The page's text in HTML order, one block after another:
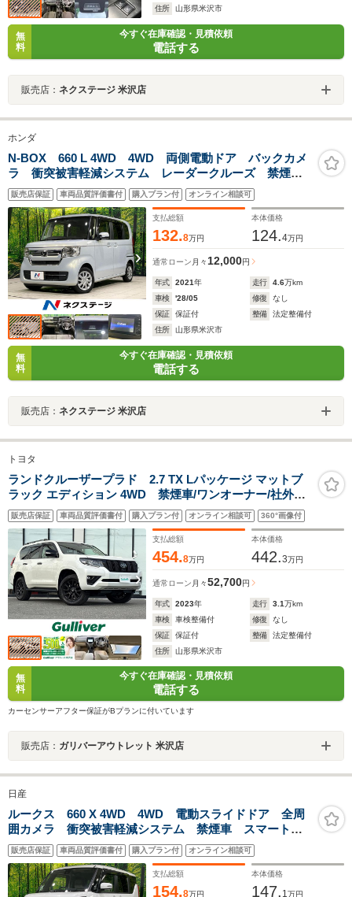
住所
山形県米沢市
無
料
今すぐ在庫確認・見積依頼
電話する
販売店： ネクステージ 米沢店
ホンダ
N-BOX 660 L 4WD 4WD 両側電動ドア バックカメ
ラ 衝突被害軽減システム レーダークルーズ 禁煙
車 スマートキー LEDヘッド オートハイビーム オ
ートライト オートエアコン Bluetooth CD 地デジ
販売店保証 車両品質評価書付 購入プラン付 オンライン相談可
支払総額
132.8万円
本体価格
124.4万円
通常ローン 月々 12,000円
年式 2021年 走行 4.6万km
車検
'28/05 修復
なし
保証
保証付 整備
法定整備付
住所
山形県米沢市
無
料
今すぐ在庫確認・見積依頼
電話する
販売店： ネクステージ 米沢店
トヨタ
ランドクルーザープラド 2.7 TX Lパッケージ マットブ
ラック エディション 4WD 禁煙車/ワンオーナー/社外SD
ナビ/Bカメ/ETC/純正AW/サンルーフ/シートヒーター/エ
アシート/デジタルインナーミラー/クルコン/電動格納ミラ
ー/ドアバイザー/フォグランプ/LED/スマートキー
販売店保証 車両品質評価書付 購入プラン付 オンライン相談可 360°画像付
支払総額
454.8万円
本体価格
442.3万円
通常ローン 月々52,700円
年式 2023年 走行 3.1万km
車検
車検整備付 修復
なし
保証
保証付 整備
法定整備付
住所
山形県米沢市
無
料
今すぐ在庫確認・見積依頼
電話する
カーセンサーアフター保証がBプランに付いています
販売店： ガリバーアウトレット 米沢店
日産
ルークス 660 X 4WD 4WD 電動スライドドア 全周
囲カメラ 衝突被害軽減システム 禁煙車 スマートキ
ー LEDヘッド 純正 オートハイビーム オートライ
ト オートエアコン Bluetooth CD フルセグ
販売店保証 車両品質評価書付 購入プラン付 オンライン相談可
支払総額
154.8万円
本体価格
147. 1万円